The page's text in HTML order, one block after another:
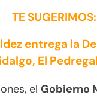
TE SUGERIMOS:
entrega la
El
el Gobierno